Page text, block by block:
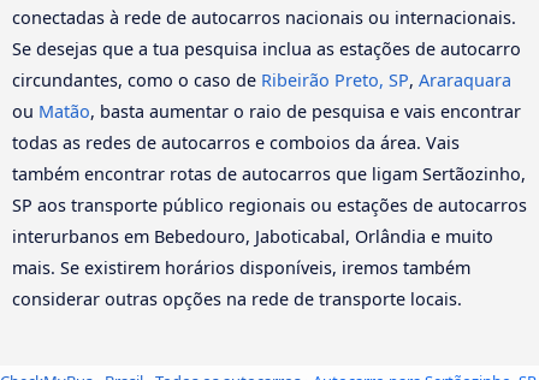
conectadas à rede de autocarros nacionais ou internacionais.
Se desejas que a tua pesquisa inclua as estações de autocarro
circundantes, como o caso de Ribeirão Preto, SP, Araraquara
ou Matão, basta aumentar o raio de pesquisa e vais encontrar
todas as redes de autocarros e comboios da área. Vais
também encontrar rotas de autocarros que ligam Sertãozinho,
SP aos transporte público regionais ou estações de autocarros
interurbanos em Bebedouro, Jaboticabal, Orlândia e muito
mais. Se existirem horários disponíveis, iremos também
considerar outras opções na rede de transporte locais.